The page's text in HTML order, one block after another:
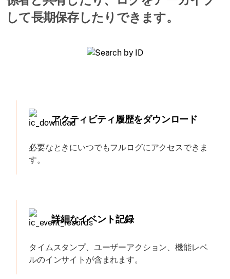
して長期保存したりできます。
アクティビティ履歴をダウンロード
必要なときにいつでもフルログにアクセスできま
す。
詳細なイベント記録
タイムスタンプ、ユーザーアクション、機能レベ
ルのインサイトが含まれます。